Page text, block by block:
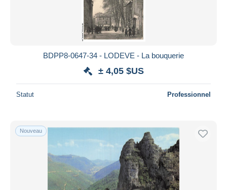
BDPP8-0647-34 - LODEVE - La bouquerie
± 4,05 $US
Statut Professionnel
Nouveau